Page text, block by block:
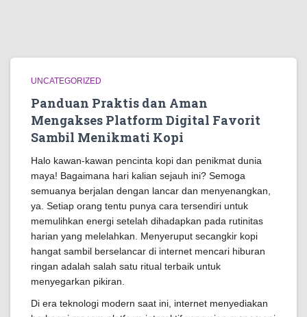
UNCATEGORIZED
Panduan Praktis dan Aman
Mengakses Platform Digital Favorit
Sambil Menikmati Kopi
Halo kawan-kawan pencinta kopi dan penikmat dunia
maya! Bagaimana hari kalian sejauh ini? Semoga
semuanya berjalan dengan lancar dan menyenangkan,
ya. Setiap orang tentu punya cara tersendiri untuk
memulihkan energi setelah dihadapkan pada rutinitas
harian yang melelahkan. Menyeruput secangkir kopi
hangat sambil berselancar di internet mencari hiburan
ringan adalah salah satu ritual terbaik untuk
menyegarkan pikiran.
Di era teknologi modern saat ini, internet menyediakan